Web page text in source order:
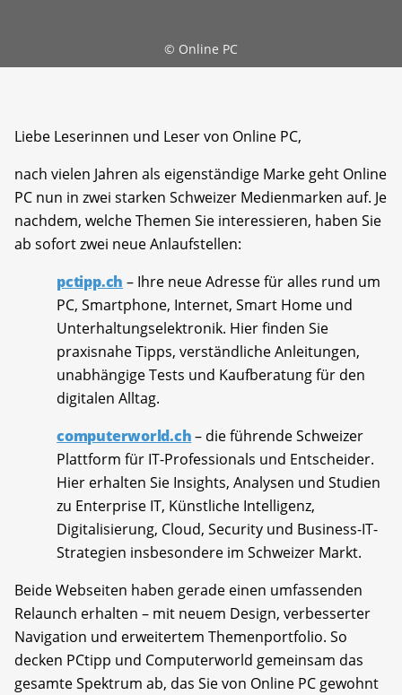
© Online PC
Liebe Leserinnen und Leser von Online PC,
nach vielen Jahren als eigenständige Marke geht Online
PC nun in zwei starken Schweizer Medienmarken auf. Je
nachdem, welche Themen Sie interessieren, haben Sie
ab sofort zwei neue Anlaufstellen:
pctipp.ch – Ihre neue Adresse für alles rund um
PC, Smartphone, Internet, Smart Home und
Unterhaltungselektronik. Hier finden Sie
praxisnahe Tipps, verständliche Anleitungen,
unabhängige Tests und Kaufberatung für den
digitalen Alltag.
computerworld.ch– die führende Schweizer
Plattform für IT-Professionals und Entscheider.
Hier erhalten Sie Insights, Analysen und Studien
zu Enterprise IT, Künstliche Intelligenz,
Digitalisierung, Cloud, Security und Business-IT-
Strategien insbesondere im Schweizer Markt.
Beide Webseiten haben gerade einen umfassenden
Relaunch erhalten – mit neuem Design, verbesserter
Navigation und erweitertem Themenportfolio. So
decken PCtipp und Computerworld gemeinsam das
gesamte Spektrum ab, das Sie von Online PC gewohnt